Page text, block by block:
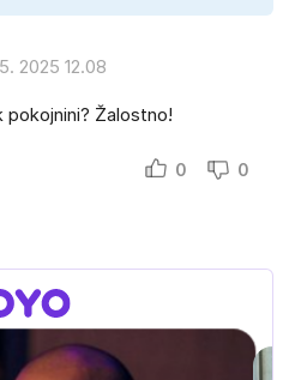
2025 12.08
Žalostno!
0 0